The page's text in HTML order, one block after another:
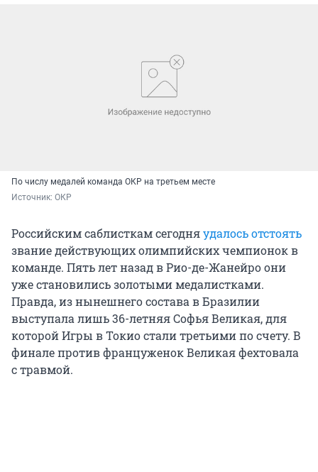
По числу медалей команда ОКР на третьем месте
Источник: ОКР
Российским саблисткам сегодняудалось отстоять
звание действующих олимпийских чемпионок в
команде. Пять лет назад в Рио-де-Жанейро они
уже становились золотыми медалистками.
Правда, из нынешнего состава в Бразилии
выступала лишь 36-летняя Софья Великая, для
которой Игры в Токио стали третьими по счету. В
финале против француженок Великая фехтовала
с травмой.